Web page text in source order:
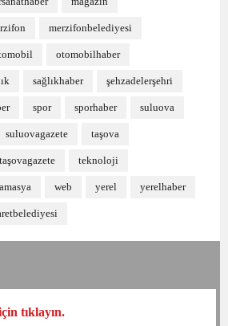
merzifonbelediyesi
otomobilhaber
sağlıkhaber şehzadelerşehri
spor sporhaber suluova
suluovagazete taşova
taşovagazete teknoloji
web yerel yerelhaber
tıklayın.